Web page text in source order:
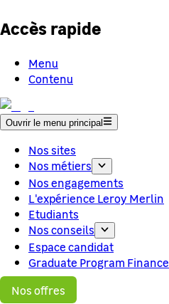
Accès rapide
Menu
Contenu
Ouvrir le menu principal
Nos sites
Nos métiers
Nos engagements
L'expérience Leroy Merlin
Etudiants
Nos conseils
Espace candidat
Graduate Program Finance
Nos offres